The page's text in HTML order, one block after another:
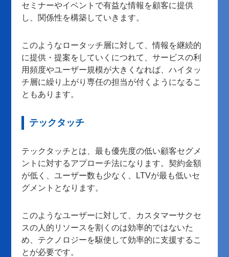
セミナーやイベントで有益な情報を顧客に提供
し、関係性を構築していきます。
このようなロータッチ層に対して、情報を継続的
に提供・提案をしていくにつれて、サービスの利
用頻度やユーザー規模が大きくなれば、ハイタッ
チ層に繰り上がり専任の担当が付くようになるこ
ともあります。
テックタッチ
テックタッチとは、最も優先度の低い顧客セグメ
ントに対するアプローチ法になります。契約金額
が低く、ユーザー数も少なく、LTVが最も低いセ
グメントとなります。
このようなユーザーに対して、カスタマーサクセ
スの人的リソースを割くのは効率的ではないた
め、テクノロジーを駆使して効率的に支援するこ
とが必要です。